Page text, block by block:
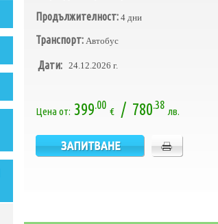
Продължителност: 4 дни
Транспорт: Автобус
Дати: 24.12.2026 г.
Цена от: 399.00
€ / 780.38
лв.